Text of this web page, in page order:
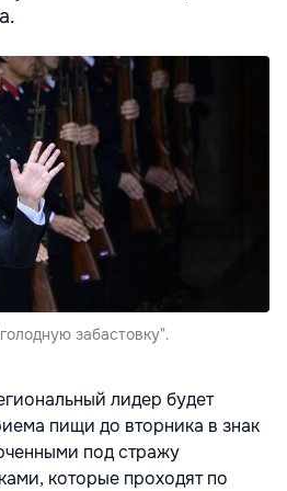
забастовку".
лидер будет
пищи до вторника в знак
под стражу
которые проходят по